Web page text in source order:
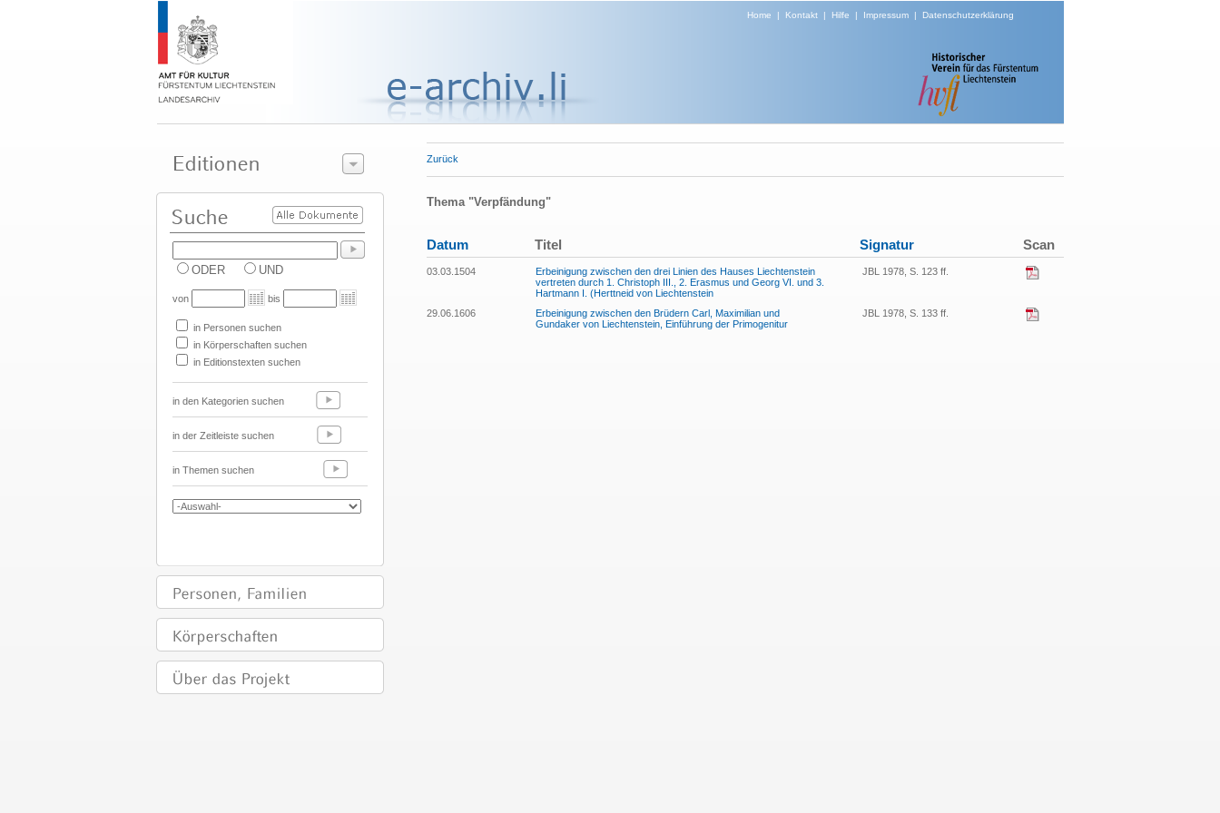
Home | Kontakt| Hilfe | Impressum| Datenschutzerklärung
ODER UND
von bis
in Personen suchen
in Körperschaften suchen
in Editionstexten suchen
in den Kategorien suchen
in der Zeitleiste suchen
in Themen suchen
Zurück
Thema "Verpfändung"
Datum Titel Signatur Scan
03.03.1504
Erbeinigung zwischen den drei Linien des Hauses Liechtenstein
vertreten durch 1. Christoph III., 2. Erasmus und Georg VI. und 3.
Hartmann I. (Herttneid von Liechtenstein
JBL 1978, S. 123 ff.
29.06.1606
Erbeinigung zwischen den Brüdern Carl, Maximilian und
Gundaker von Liechtenstein, Einführung der Primogenitur
JBL 1978, S. 133 ff.